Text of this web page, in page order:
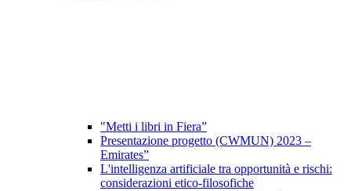
"Metti i libri in Fiera”
Presentazione progetto (CWMUN) 2023 –
Emirates”
L'intelligenza artificiale tra opportunità e rischi:
considerazioni etico-filosofiche